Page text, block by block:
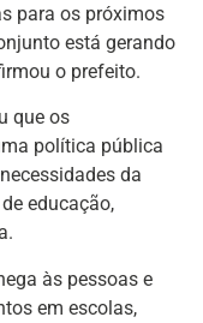
para os próximos
está gerando
o prefeito.
que os
política pública
da
educação,
às pessoas e
em escolas,